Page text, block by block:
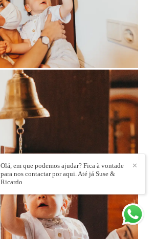
✕
Olá, em que podemos ajudar? Fica à vontade
para nos contactar por aqui. Até já Suse &
Ricardo